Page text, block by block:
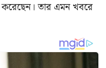
করেছেন। তার এমন খবরে